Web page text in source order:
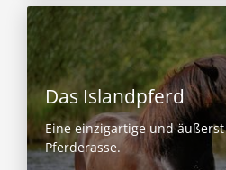
Das Islandpferd
Eine einzigartige und
Pferderasse.